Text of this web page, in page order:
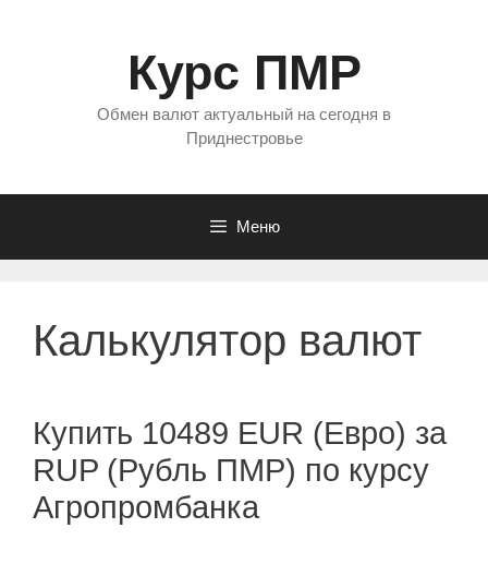
Курс ПМР
Обмен валют актуальный на сегодня в
Приднестровье
Меню
Калькулятор валют
Купить 10489 EUR (Евро) за
RUP (Рубль ПМР) по курсу
Агропромбанка